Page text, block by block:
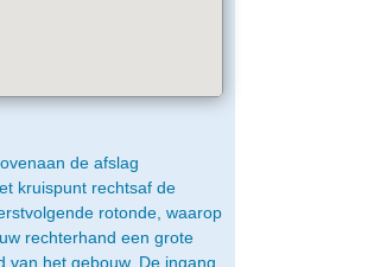
de afslag
kruispunt rechtsaf de
rotonde, waarop
rechterhand een grote
van het gebouw. De ingang